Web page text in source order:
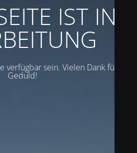
IST IN
verfügbar sein. Vielen Dank für Ihre
Geduld!